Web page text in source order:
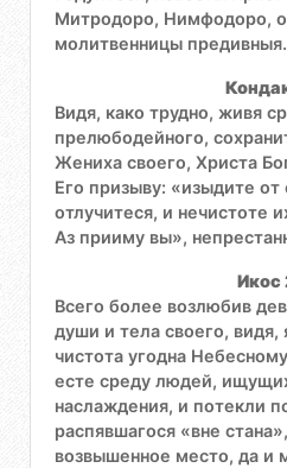
Митродоро, Нимфодоро,
молитвенницы предивныя.
Видя, како трудно, живя
прелюбодейного,
Жениха своего, Христа
Его призыву: «изыдите
отлучитеся, и нечистоте
Аз прииму вы»,
Икос
Всего более возлюбив
души и тела своего, видя,
чистота угодна
есте среду людей,
наслаждения, и потекли
распявшагося «вне
возвышенное место, да и